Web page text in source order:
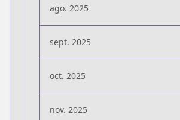
ago. 2025
sept. 2025
oct. 2025
nov. 2025